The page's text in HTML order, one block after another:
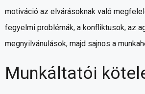
motiváció az elvárásoknak való
fegyelmi problémák, a konfliktusok, az
megnyilvánulások, majd sajnos a
Munkáltatói